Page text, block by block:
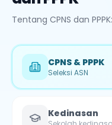
Tentang CPNS dan
CPNS & PPPK
Seleksi ASN
Kedinasan